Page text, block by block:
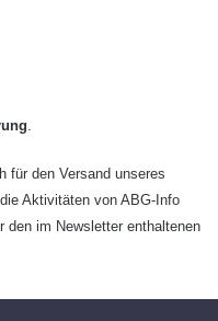
.
für den Versand unseres
Aktivitäten von ABG-Info
den im Newsletter enthaltenen